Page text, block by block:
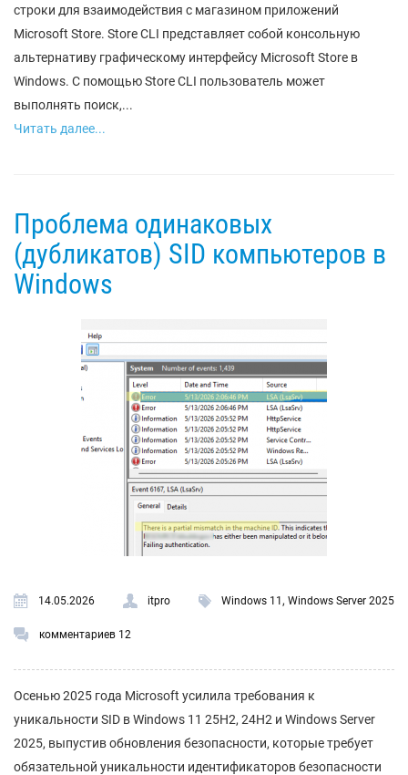
строки для взаимодействия с магазином приложений
Microsoft Store. Store CLI представляет собой консольную
альтернативу графическому интерфейсу Microsoft Store в
Windows. С помощью Store CLI пользователь может
выполнять поиск,...
Читать далее...
Проблема одинаковых
(дубликатов) SID компьютеров в
Windows
14.05.2026 itpro Windows 11 , Windows Server 2025
комментариев 12
Осенью 2025 года Microsoft усилила требования к
уникальности SID в Windows 11 25H2, 24H2 и Windows Server
2025, выпустив обновления безопасности, которые требует
обязательной уникальности идентификаторов безопасности